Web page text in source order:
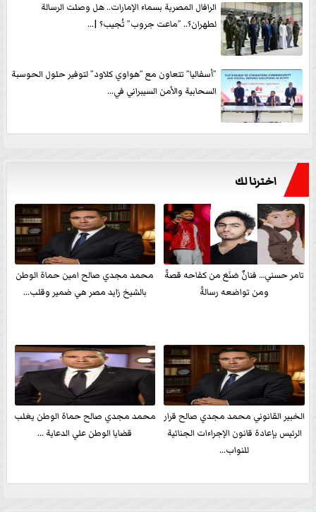
الرافال المصرية بسماء الإمارات.. هل وصلت الرسالة
لطهران؟.. ”ماعت جروب” تُجيب؟ |...
”أسفاليا” تتعاون مع ”هواوي كلاود” لتوفير حلول الحوسبة
السحابية والأمن السيبراني في...
اخترنا لك
تامر حسني… فنانٌ صَنَعَ من كفاحه قصةً
ومن تواضعه رسالةً
محمد مجدي صالح امين حماة الوطن
بالشيخ زايد مصر هي ضمير وقلب...
الخبير القانوني محمد مجدي صالح قرار
الرئيس بإعادة قانون الإجراءات الجنائية
للنواب...
محمد مجدي صالح حماة الوطن يغلب
قضايا الوطن علي الدعاية ...